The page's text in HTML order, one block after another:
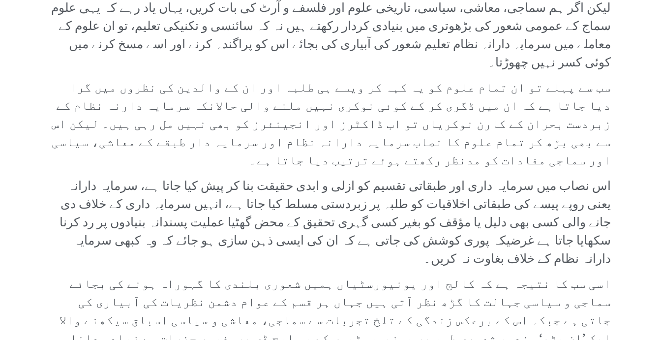
لیکن اگر ہم سماجی، معاشی، سیاسی، تاریخی علوم اور فلسفے و آرٹ کی بات کریں، یہاں یاد رہے کہ یہی علوم
سماج کے عمومی شعور کی بڑھوتری میں بنیادی کردار رکھتے ہیں نہ کہ سائنسی و تکنیکی تعلیم، تو ان علوم کے
معاملے میں سرمایہ دارانہ نظام تعلیم شعور کی آبیاری کی بجائے اس کو پراگندہ کرنے اور اسے مسخ کرنے میں
کوئی کسر نہیں چھوڑتا۔
سب سے پہلے تو ان تمام علوم کو یہ کہہ کر ویسے ہی طلبہ اور ان کے والدین کی نظروں میں گرا
دیا جاتا ہے کہ ان میں ڈگری کر کے کوئی نوکری نہیں ملنے والی حالانکہ سرمایہ دارنہ نظام کے
زبردست بحران کے کارن نوکریاں تو اب ڈاکٹرز اور انجینئرز کو بھی نہیں مل رہی ہیں۔ لیکن اس
سے بھی بڑھ کر تمام علوم کا نصاب سرمایہ دارانہ نظام اور سرمایہ دار طبقے کے معاشی، سیاسی
اور سماجی مفادات کو مدنظر رکھتے ہوئے ترتیب دیا جاتا ہے۔
اس نصاب میں سرمایہ داری اور طبقاتی تقسیم کو ازلی و ابدی حقیقت بنا کر پیش کیا جاتا ہے، سرمایہ دارانہ
یعنی روپے پیسے کی طبقاتی اخلاقیات کو طلبہ پر زبردستی مسلط کیا جاتا ہے، انہیں سرمایہ داری کے خلاف دی
جانے والی کسی بھی دلیل یا مؤقف کو بغیر کسی گہری تحقیق کے محض گھٹیا عملیت پسندانہ بنیادوں پر رد کرنا
سکھایا جاتا ہے غرضیکہ پوری کوشش کی جاتی ہے کہ ان کی ایسی ذہن سازی ہو جائے کہ وہ کبھی سرمایہ
دارانہ نظام کے خلاف بغاوت نہ کریں۔
اسی سب کا نتیجہ ہے کہ کالج اور یونیورسٹیاں ہمیں شعوری بلندی کا گہوراہ ہونے کی بجائے
سماجی و سیاسی جہالت کا گڑھ نظر آتی ہیں جہاں ہر قسم کے عوام دشمن نظریات کی آبیاری کی
جاتی ہے جبکہ اس کے برعکس زندگی کے تلخ تجربات سے سماجی، معاشی و سیاسی اسباق سیکھنے والا